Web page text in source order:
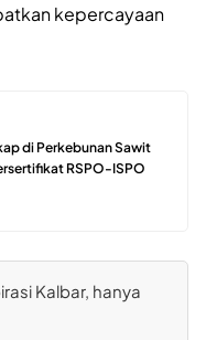
kepercayaan
di Perkebunan Sawit
RSPO-ISPO
Kalbar, hanya